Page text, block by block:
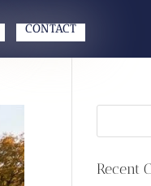
CONTACT
Recent